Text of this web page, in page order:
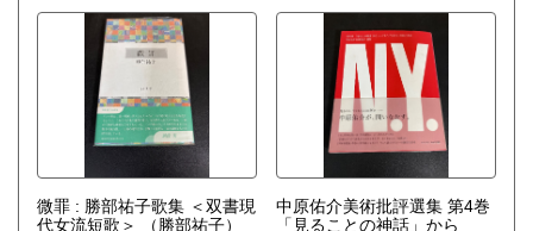
微罪 : 勝部祐子歌集 ＜双書現
代女流短歌＞
（勝部祐子）
中原佑介美術批評選集 第4巻
「見ることの神話」から